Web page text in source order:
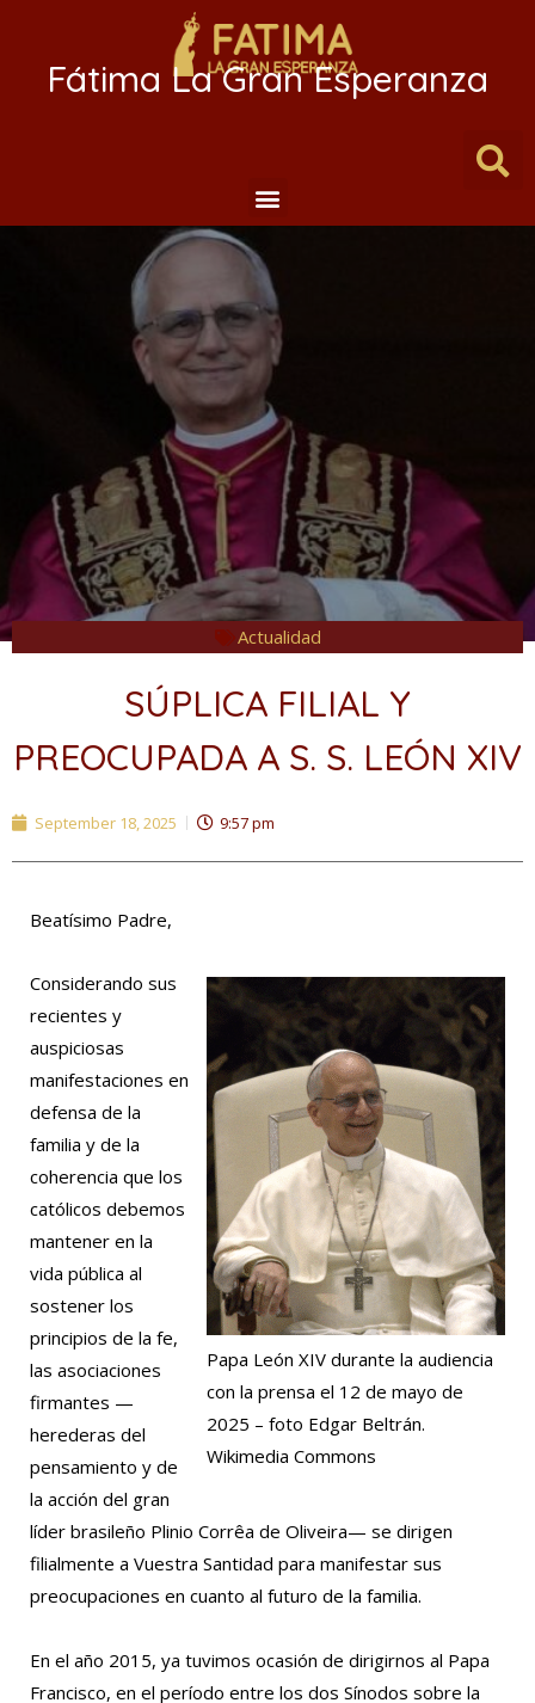
Fátima La Gran Esperanza
Actualidad
SÚPLICA FILIAL Y
PREOCUPADA A S. S. LEÓN XIV
September 18, 2025 9:57 pm
Beatísimo Padre,
Papa León XIV durante la audiencia
con la prensa el 12 de mayo de
2025 – foto Edgar Beltrán.
Wikimedia Commons
Considerando sus
recientes y
auspiciosas
manifestaciones en
defensa de la
familia y de la
coherencia que los
católicos debemos
mantener en la
vida pública al
sostener los
principios de la fe,
las asociaciones
firmantes —
herederas del
pensamiento y de
la acción del gran
líder brasileño Plinio Corrêa de Oliveira— se dirigen
filialmente a Vuestra Santidad para manifestar sus
preocupaciones en cuanto al futuro de la familia.
En el año 2015, ya tuvimos ocasión de dirigirnos al Papa
Francisco, en el período entre los dos Sínodos sobre la